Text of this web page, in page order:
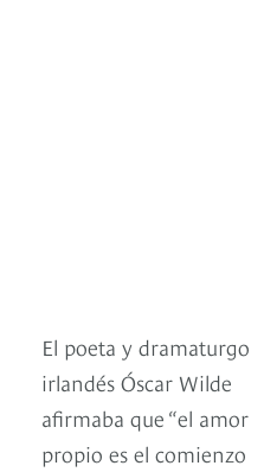
El poeta y dramaturgo
irlandés Óscar Wilde
afirmaba que “el amor
propio es el comienzo